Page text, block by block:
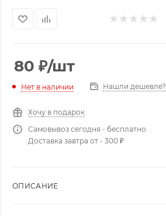
80 ₽/шт
Нет в наличии Нашли дешевле?
Хочу в подарок
Самовывоз сегодня - бесплатно
Доставка завтра от - 300 ₽
ОПИСАНИЕ